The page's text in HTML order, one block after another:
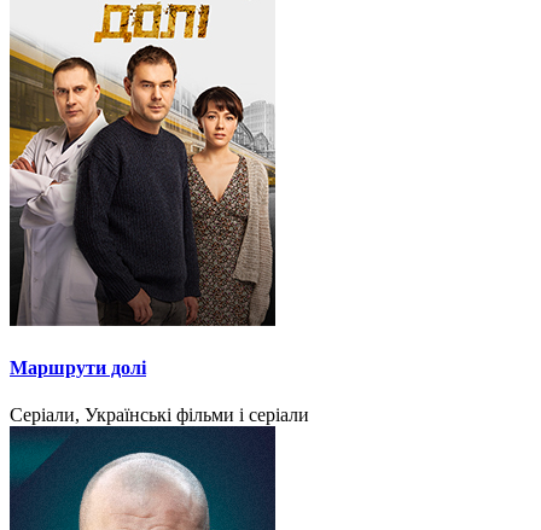
Маршрути долі
Серіали, Українські фільми і серіали